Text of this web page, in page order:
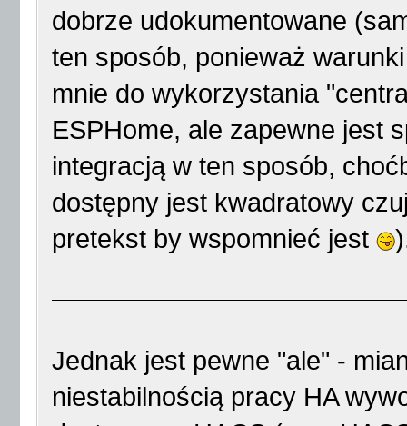
dobrze udokumentowane
ten sposób, ponieważ
mnie do wykorzystania
ESPHome, ale zapewne jest
integracją w ten sposób,
dostępny jest kwadratowy
pretekst by wspomnieć jest
Jednak jest pewne "ale" -
niestabilnością pracy HA